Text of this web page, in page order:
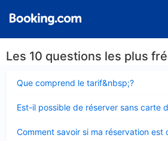
Les 10 questions les plus
Que comprend le tarif&nbsp;?
fermé
Est-il possible de réserver sans carte
fermé
Comment savoir si ma réservation est
fermé